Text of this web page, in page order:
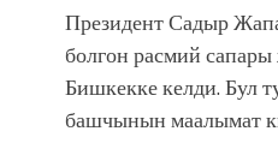
Мээрим Мураталиева
жолугушууга келиңиз!
Латын арибиндеги
Тоо” журналынын
редакторлору... (Тизме.
Президент Садыр
болгон расмий
Бишкекке келди. Бул
башчынын маалымат